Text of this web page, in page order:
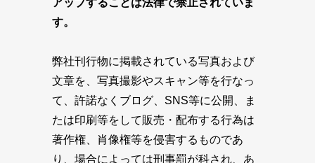
アップすることは法律で禁止されていま
す。
弊社刊行物に掲載されている写真および
文章を、写真撮影やスキャン等を行なっ
て、許諾なくブログ、SNS等に公開、ま
たは印刷等をして販売・配布する行為は
著作権、肖像権等を侵害するものであ
り、場合によっては刑事罰が科され、あ